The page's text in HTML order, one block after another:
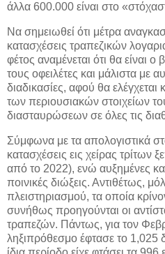
άλλα 600.000 είναι στο
Να σημειωθεί ότι μέτρα
κατασχέσεις τραπεζικών
φέτος αναμένεται ότι θα είναι
τους οφειλέτες και μάλιστα με
διαδικασίες, αφού θα
των περιουσιακών στοιχείων
διασταυρώσεων σε όλες τις
Σύμφωνα με τα απολογιστικά
κατασχέσεις εις χείρας τρίτων
από το 2022), ενώ αυξημένες
ποινικές διώξεις. Αντιθέτως,
πλειστηριασμού, τα οποία
συνήθως προηγούνται οι
τραπεζών. Πάντως, για τον
ληξιπρόθεσμο έφτασε το 1,025